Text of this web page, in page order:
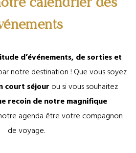
d’événements, de sorties et
notre destination ! Que vous soyez
court séjour ou si vous souhaitez
recoin de notre magnifique
agenda être votre compagnon
de voyage.